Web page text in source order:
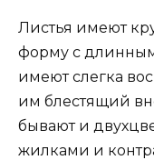
Листья имеют
форму с
имеют слегка
им блестящий
бывают и
жилками и